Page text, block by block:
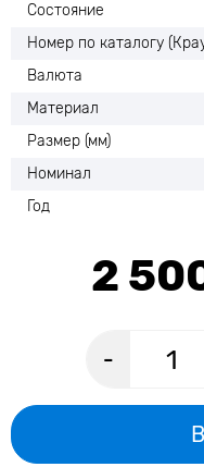
Состояние
Номер по каталогу
Валюта
Материал
Размер (мм)
Номинал
Год
2
-